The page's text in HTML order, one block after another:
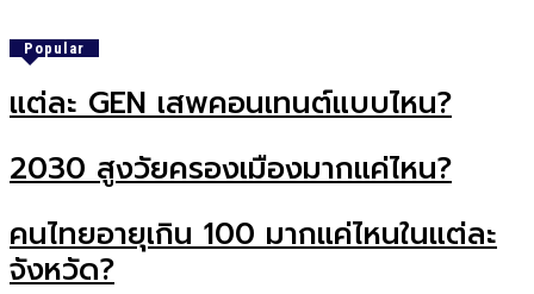
Popular
แต่ละ GEN เสพคอนเทนต์แบบไหน?
2030 สูงวัยครองเมืองมากแค่ไหน?
คนไทยอายุเกิน 100 มากแค่ไหนในแต่ละ
จังหวัด?